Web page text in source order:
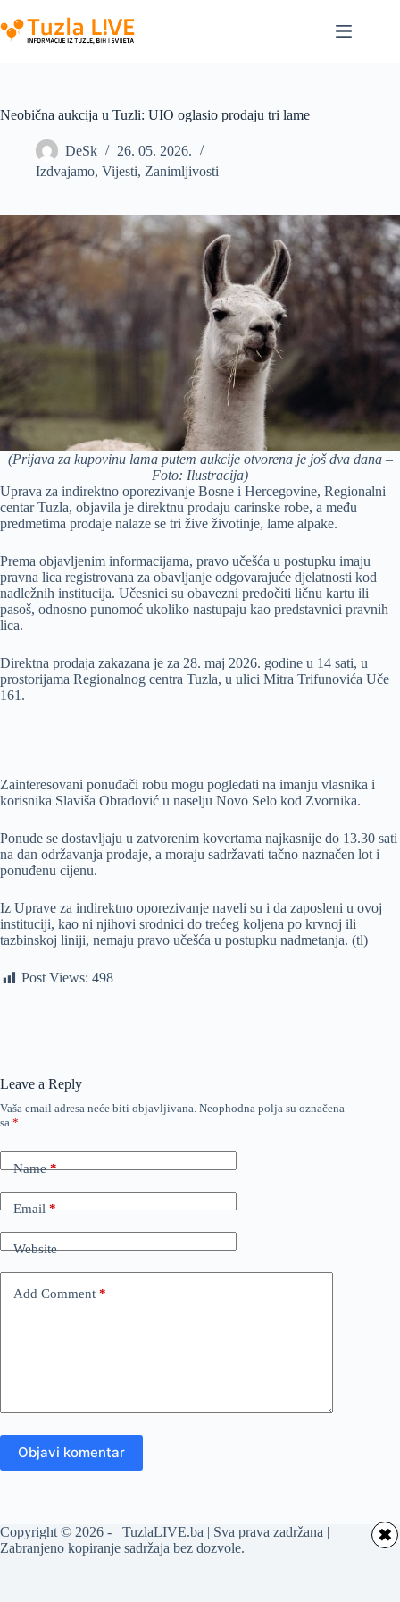
to
content
Neobična aukcija u Tuzli: UIO oglasio prodaju tri lame
DeSk
26. 05. 2026.
Izdvajamo, Vijesti, Zanimljivosti
(Prijava za kupovinu lama putem aukcije otvorena je još dva dana –
Foto: Ilustracija)
Uprava za indirektno oporezivanje Bosne i Hercegovine, Regionalni
centar Tuzla, objavila je direktnu prodaju carinske robe, a među
predmetima prodaje nalaze se tri žive životinje, lame alpake.
Prema objavljenim informacijama, pravo učešća u postupku imaju
pravna lica registrovana za obavljanje odgovarajuće djelatnosti kod
nadležnih institucija. Učesnici su obavezni predočiti ličnu kartu ili
pasoš, odnosno punomoć ukoliko nastupaju kao predstavnici pravnih
lica.
Direktna prodaja zakazana je za 28. maj 2026. godine u 14 sati, u
prostorijama Regionalnog centra Tuzla, u ulici Mitra Trifunovića Uče
161.
Zainteresovani ponuđači robu mogu pogledati na imanju vlasnika i
korisnika Slaviša Obradović u naselju Novo Selo kod Zvornika.
Ponude se dostavljaju u zatvorenim kovertama najkasnije do 13.30 sati
na dan održavanja prodaje, a moraju sadržavati tačno naznačen lot i
ponuđenu cijenu.
Iz Uprave za indirektno oporezivanje naveli su i da zaposleni u ovoj
instituciji, kao ni njihovi srodnici do trećeg koljena po krvnoj ili
tazbinskoj liniji, nemaju pravo učešća u postupku nadmetanja. (tl)
Post Views: 498
Leave a Reply
Vaša email adresa neće biti objavljivana. Neophodna polja su označena
sa *
Name*
Email*
Website
Add Comment *
Objavi komentar
Copyright © 2026 - TuzlaLIVE.ba | Sva prava zadržana |
Zabranjeno kopiranje sadržaja bez dozvole.
✖